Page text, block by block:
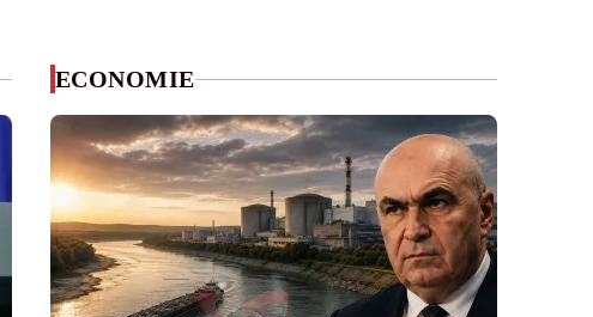
ECONOMIE